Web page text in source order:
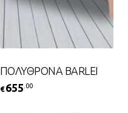
ΠΟΛΥΘΡΟΝΑ BARLEI
€ 655 .00